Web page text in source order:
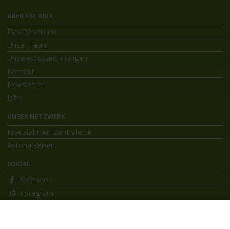
ÜBER ASTORIA
Das Reisebüro
Unser Team
Unsere Auszeichnungen
Kontakt
Newsletter
Jobs
UNSER NETZWERK
Kreuzfahrten-Zentrale.de
Astoria.Reisen
SOCIAL
Facebook
Instagram